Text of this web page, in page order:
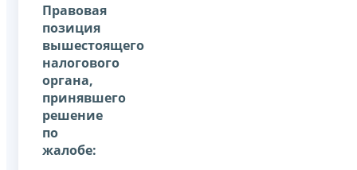
Правовая
позиция
вышестоящего
налогового
органа,
принявшего
решение
по
жалобе: